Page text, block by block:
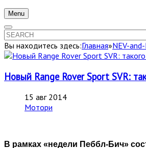
Menu
Вы находитесь здесь:Главная»NEV-
Новый Range Rover Sport SVR:
15 авг 2014
Мотори
В рамках «недели Пеббл-Бич»